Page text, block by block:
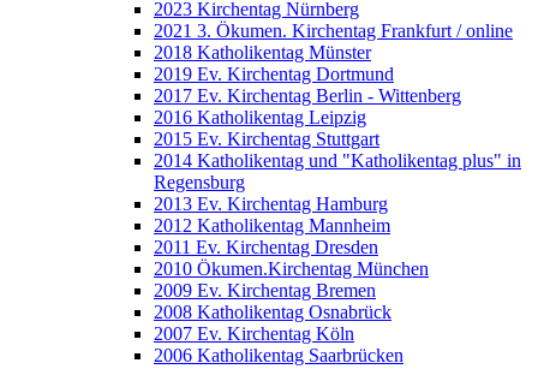
2023 Kirchentag Nürnberg
2021 3. Ökumen. Kirchentag Frankfurt / online
2018 Katholikentag Münster
2019 Ev. Kirchentag Dortmund
2017 Ev. Kirchentag Berlin - Wittenberg
2016 Katholikentag Leipzig
2015 Ev. Kirchentag Stuttgart
2014 Katholikentag und "Katholikentag plus" in
Regensburg
2013 Ev. Kirchentag Hamburg
2012 Katholikentag Mannheim
2011 Ev. Kirchentag Dresden
2010 Ökumen.Kirchentag München
2009 Ev. Kirchentag Bremen
2008 Katholikentag Osnabrück
2007 Ev. Kirchentag Köln
2006 Katholikentag Saarbrücken